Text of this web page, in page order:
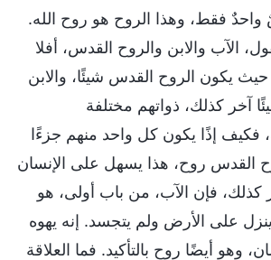
فقط، وهذا الروح هو روح الله.
الآب والابن والروح القدس، أفلا
حيث يكون الروح القدس شيئًا، والابن
آخر كذلك، ذواتهم مختلفة
فكيف إذًا يكون كل واحد منهم جزءًا
القدس روح، هذا يسهل على الإنسان
كذلك، فإن الآب، من باب أولى، هو
على الأرض ولم يتجسد. إنه يهوه
وهو أيضًا روح بالتأكيد. فما العلاقة